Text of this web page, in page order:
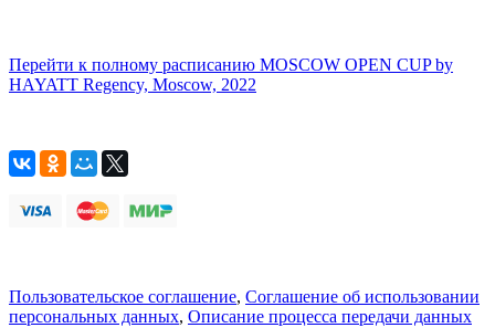
Перейти к полному расписанию MOSCOW OPEN CUP by
HAYATT Regency, Moscow, 2022
Пользовательское соглашение, Соглашение об использовании
персональных данных, Описание процесса передачи данных